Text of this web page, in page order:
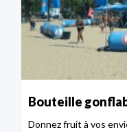
Bouteille
Donnez fruit à vos